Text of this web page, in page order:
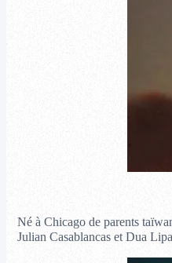
Né à Chicago de parents
Julian Casablancas et Dua